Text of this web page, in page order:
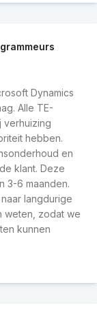
Dynamics
Alle TE-
verhuizing
hebben.
en
klant. Deze
3-6 maanden.
langdurige
weten, zodat we
kunnen